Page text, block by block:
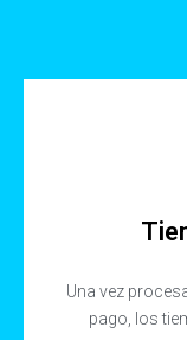
Una vez
pago, los